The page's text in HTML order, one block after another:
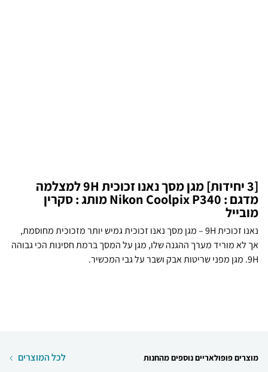
[3 יחידות] מגן מסך נאנו זכוכית 9H למצלמה
מדגם : Nikon Coolpix P340 מותג : סקרין
מובייל
נאנו זכוכית 9H – מגן מסך נאנו זכוכית גמיש יותר מזכוכית מחוסמת,
אך לא מוריד מערך ההגנה שלו, מגן על המסך ברמת חסינות הכי גבוהה
9H. מגן מפני שריטות אבק ושבר על גבי המכשיר.
מוצרים פופולאריים נוספים מהחנות לכל המוצרים